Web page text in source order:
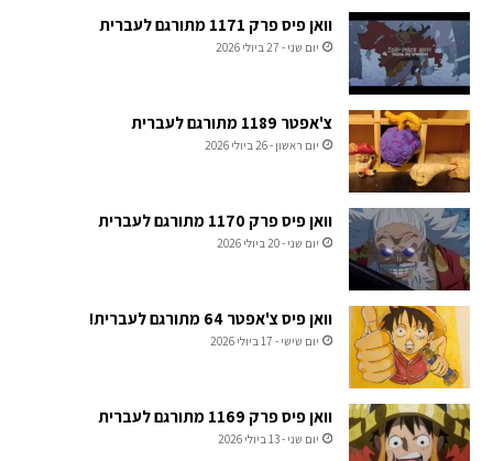
וואן פיס פרק 1171 מתורגם לעברית
יום שני - 27 ביולי 2026
צ'אפטר 1189 מתורגם לעברית
יום ראשון - 26 ביולי 2026
וואן פיס פרק 1170 מתורגם לעברית
יום שני - 20 ביולי 2026
וואן פיס צ'אפטר 64 מתורגם לעברית!
יום שישי - 17 ביולי 2026
וואן פיס פרק 1169 מתורגם לעברית
יום שני - 13 ביולי 2026